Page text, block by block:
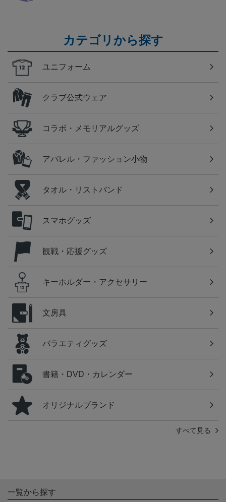
カテゴリから探す
ユニフォーム
クラブ公式ウェア
コラボ・メモリアルグッズ
アパレル・ファッション小物
タオル・リストバンド
スマホグッズ
観戦・応援グッズ
キーホルダー・アクセサリー
文房具
バラエティグッズ
書籍・DVD・カレンダー
オリジナルブランド
すべて見る
一覧から探す